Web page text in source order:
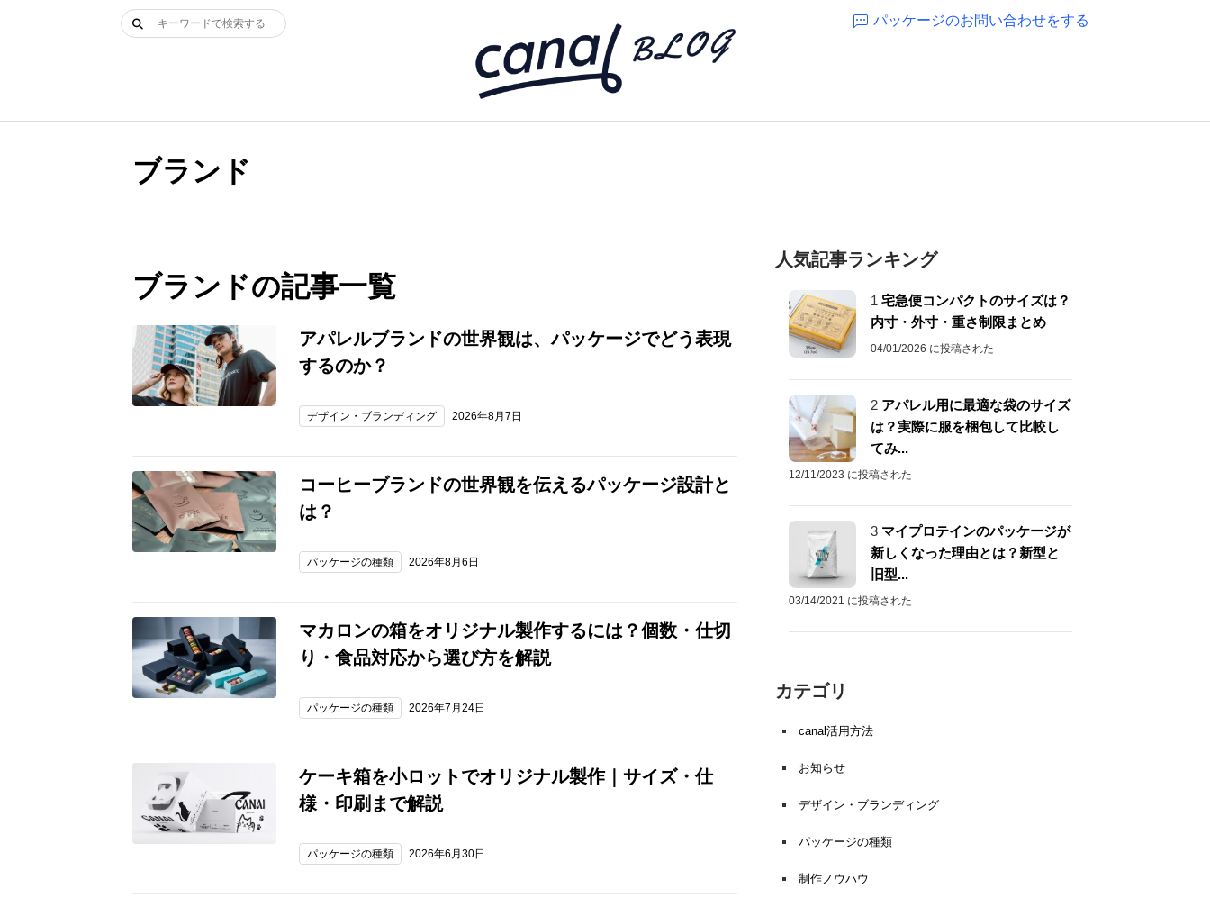
検
パッケージのお問い合わせをする
ブランド
ブランドの記事一覧
アパレルブランドの世界観は、パッケージでどう表現
するのか？
デザイン・ブランディング 2026年8月7日
コーヒーブランドの世界観を伝えるパッケージ設計と
は？
パッケージの種類 2026年8月6日
マカロンの箱をオリジナル製作するには？個数・仕切
り・食品対応から選び方を解説
パッケージの種類 2026年7月24日
ケーキ箱を小ロットでオリジナル製作｜サイズ・仕
様・印刷まで解説
パッケージの種類 2026年6月30日
人気記事ランキング
1 宅急便コンパクトのサイズは？
内寸・外寸・重さ制限まとめ
04/01/2026 に投稿された
2 アパレル用に最適な袋のサイズ
は？実際に服を梱包して比較し
てみ...
12/11/2023 に投稿された
3 マイプロテインのパッケージが
新しくなった理由とは？新型と
旧型...
03/14/2021 に投稿された
カテゴリ
canal活用方法
お知らせ
デザイン・ブランディング
パッケージの種類
制作ノウハウ